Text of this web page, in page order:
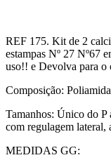
REF 175. Kit de 2
estampas Nº 27 Nº67
uso!! e Devolva para o
Composição:
Tamanhos: Único do
com regulagem lateral,
MEDIDAS GG: